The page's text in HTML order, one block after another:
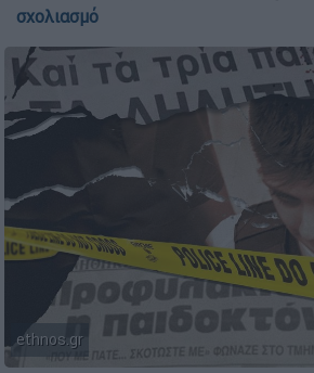
σχολιασμό
ethnos.gr